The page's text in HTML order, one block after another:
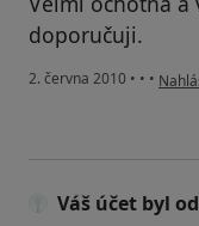
doporučuji.
2. června 2010 • • • podle
Váš účet byl